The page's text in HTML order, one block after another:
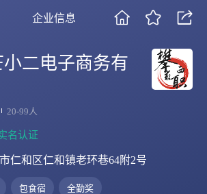
企业信息
二电子商务有
20-99人
名认证
仁和区仁和镇老环巷64附2号
包食宿 全勤奖